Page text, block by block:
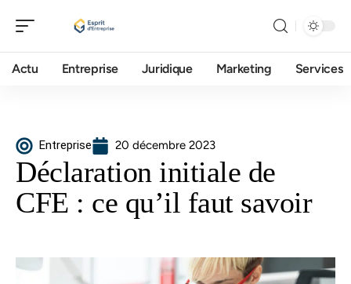
Actu Entreprise Juridique Marketing Services
Entreprise 20 décembre 2023
Déclaration initiale de
CFE : ce qu’il faut savoir